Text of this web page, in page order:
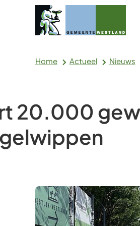
Home Actueel Nieuws
20.000